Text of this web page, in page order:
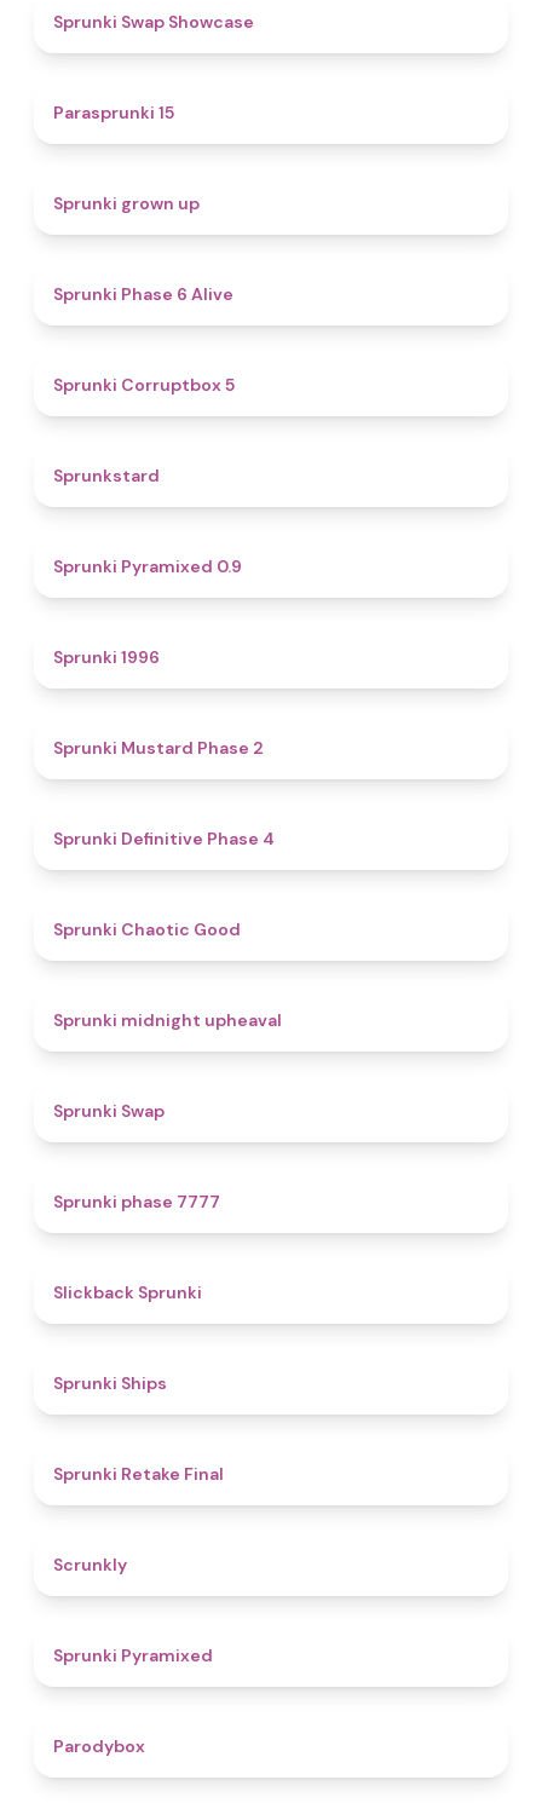
Sprunki Swap Showcase
Parasprunki 15
Sprunki grown up
Sprunki Phase 6 Alive
Sprunki Corruptbox 5
Sprunkstard
Sprunki Pyramixed 0.9
Sprunki 1996
Sprunki Mustard Phase 2
Sprunki Definitive Phase 4
Sprunki Chaotic Good
Sprunki midnight upheaval
Sprunki Swap
Sprunki phase 7777
Slickback Sprunki
Sprunki Ships
Sprunki Retake Final
Scrunkly
Sprunki Pyramixed
Parodybox